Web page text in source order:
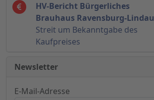
HV-Bericht Bürgerliches
Brauhaus Ravensburg-Lindau
Streit um Bekanntgabe des
Kaufpreises
Newsletter
E-Mail-Adresse